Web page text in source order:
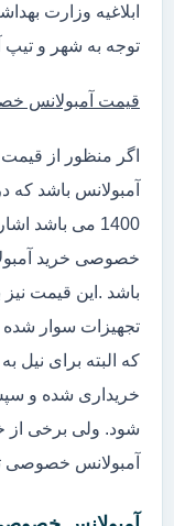
ابلاغیه وزارت
توجه به شهر و تیپ
قیمت آمبولانس
اگر منظور از
آمبولانس باشد
1400 می
خصوصی خرید
باشد .این قیمت نیز
تجهیزات سوار شده
که البته برای
خریداری شده و
شود. ولی برخی از
آمبولانس خصوصی